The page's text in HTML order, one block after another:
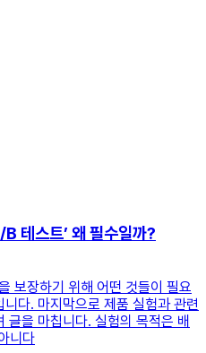
테스트’ 왜 필수일까?
보장하기 위해 어떤 것들이 필요
다. 마지막으로 제품 실험과 관련
글을 마칩니다. 실험의 목적은 배
니다